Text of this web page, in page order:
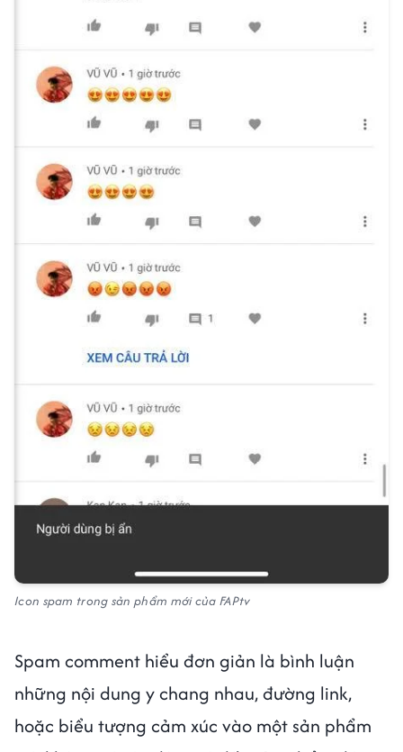
Icon spam trong sản phẩm mới của FAPtv
Spam comment hiểu đơn giản là bình luận
những nội dung y chang nhau, đường link,
hoặc biểu tượng cảm xúc vào một sản phẩm